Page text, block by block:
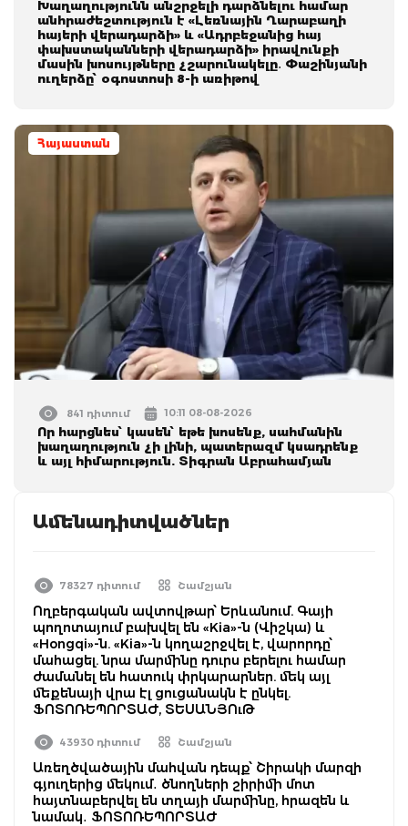
Խաղաղությունն անշրջելի դարձնելու համար
անհրաժեշտություն է «Լեռնային Ղարաբաղի
հայերի վերադարձի» և «Ադրբեջանից հայ
փախuտականների վերադարձի» իրավունքի
մասին խոսույթները չշարունակելը․ Փաշինյանի
ուղերձը՝ օգոստոսի 8-ի առիթով
Հայաստան
841 դիտում 10:11 08-08-2026
Որ հարցնես՝ կասեն՝ եթե խոսենք, սահմանին
խաղաղություն չի լինի, պատերազմ կuադրենք
և այլ հիմարnւթյուն. Տիգրան Աբրահամյան
Ամենադիտվածներ
78327 դիտում Շամշյան
Ողբերգական ավտովթար՝ Երևանում. Գայի
պողոտայում բախվել են «Kia»-ն (Վիշկա) և
«Hongqi»-ն. «Kia»-ն կողաշրջվել է, վարորդը՝
մահացել. նրա մարմինը դուրս բերելու համար
ժամանել են հատուկ փրկարարներ. մեկ այլ
մեքենայի վրա էլ ցուցանակն է ընկել.
ՖՈՏՈՌԵՊՈՐՏԱԺ, ՏԵՍԱՆՅՈւԹ
43930 դիտում Շամշյան
Առեղծվածային մահվան դեպք՝ Շիրակի մարզի
գյուղերից մեկում․ ծնողների շիրիմի մոտ
հայտնաբերվել են տղայի մարմինը, հրազեն և
նամակ․ ՖՈՏՈՌԵՊՈՐՏԱԺ